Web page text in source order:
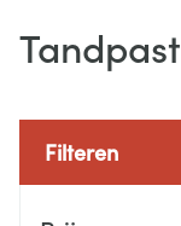
Filteren